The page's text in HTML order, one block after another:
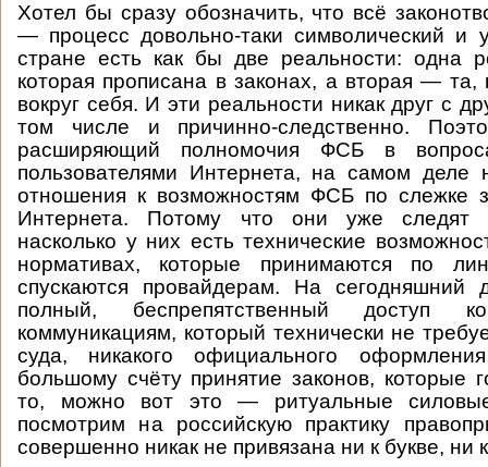
Хотел бы сразу обозначить, что всё
— процесс довольно-таки символический и
стране есть как бы две реальности: одна
которая прописана в законах, а вторая —
вокруг себя. И эти реальности никак друг с
том числе и причинно-следственно.
расширяющий полномочия ФСБ в
пользователями Интернета, на самом деле
отношения к возможностям ФСБ по слежке
Интернета. Потому что они уже следят
насколько у них есть технические
нормативах, которые принимаются по
спускаются провайдерам. На
полный, беспрепятственный
коммуникациям, который технически не
суда, никакого официального
большому счёту принятие законов, которые
то, можно вот это — ритуальные
посмотрим на российскую практику
совершенно никак не привязана ни к букве, ни